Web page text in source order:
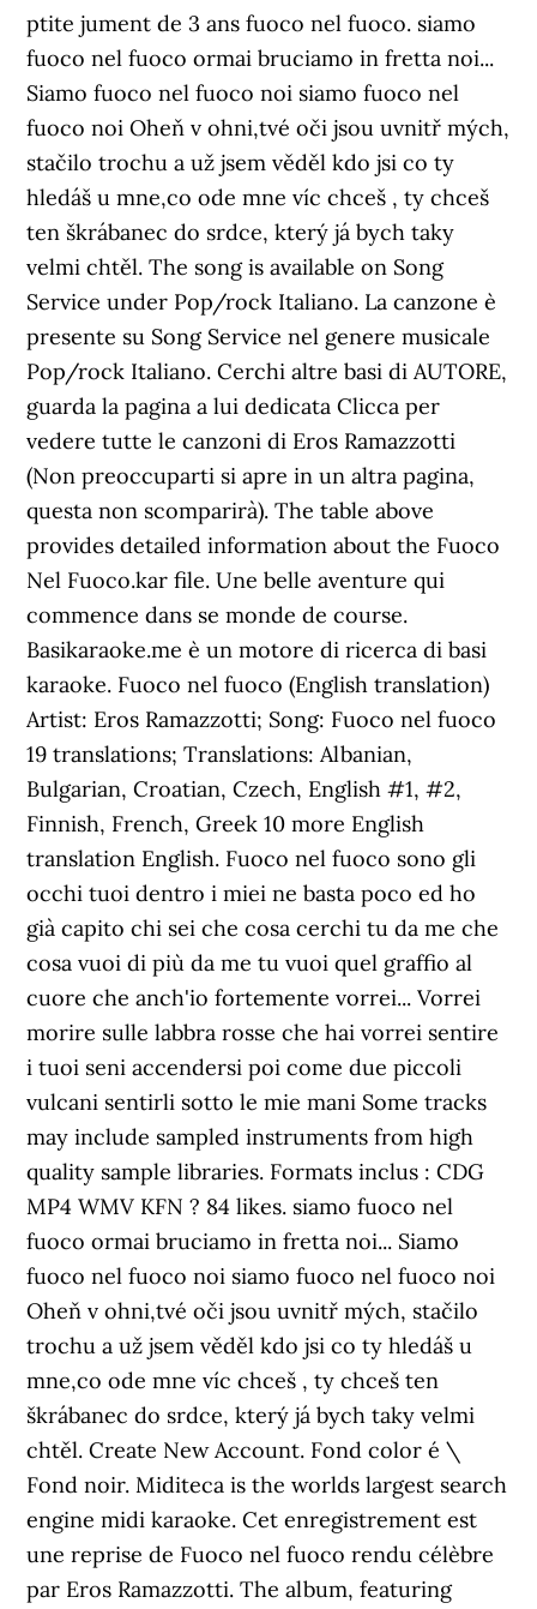
ptite jument de 3 ans fuoco nel fuoco. siamo
fuoco nel fuoco ormai bruciamo in fretta noi...
Siamo fuoco nel fuoco noi siamo fuoco nel
fuoco noi Oheň v ohni,tvé oči jsou uvnitř mých,
stačilo trochu a už jsem věděl kdo jsi co ty
hledáš u mne,co ode mne víc chceš , ty chceš
ten škrábanec do srdce, který já bych taky
velmi chtěl. The song is available on Song
Service under Pop/rock Italiano. La canzone è
presente su Song Service nel genere musicale
Pop/rock Italiano. Cerchi altre basi di AUTORE,
guarda la pagina a lui dedicata Clicca per
vedere tutte le canzoni di Eros Ramazzotti
(Non preoccuparti si apre in un altra pagina,
questa non scomparirà). The table above
provides detailed information about the Fuoco
Nel Fuoco.kar file. Une belle aventure qui
commence dans se monde de course.
Basikaraoke.me è un motore di ricerca di basi
karaoke. Fuoco nel fuoco (English translation)
Artist: Eros Ramazzotti; Song: Fuoco nel fuoco
19 translations; Translations: Albanian,
Bulgarian, Croatian, Czech, English #1, #2,
Finnish, French, Greek 10 more English
translation English. Fuoco nel fuoco sono gli
occhi tuoi dentro i miei ne basta poco ed ho
già capito chi sei che cosa cerchi tu da me che
cosa vuoi di più da me tu vuoi quel graffio al
cuore che anch'io fortemente vorrei... Vorrei
morire sulle labbra rosse che hai vorrei sentire
i tuoi seni accendersi poi come due piccoli
vulcani sentirli sotto le mie mani Some tracks
may include sampled instruments from high
quality sample libraries. Formats inclus : CDG
MP4 WMV KFN ? 84 likes. siamo fuoco nel
fuoco ormai bruciamo in fretta noi... Siamo
fuoco nel fuoco noi siamo fuoco nel fuoco noi
Oheň v ohni,tvé oči jsou uvnitř mých, stačilo
trochu a už jsem věděl kdo jsi co ty hledáš u
mne,co ode mne víc chceš , ty chceš ten
škrábanec do srdce, který já bych taky velmi
chtěl. Create New Account. Fond color é \
Fond noir. Miditeca is the worlds largest search
engine midi karaoke. Cet enregistrement est
une reprise de Fuoco nel fuoco rendu célèbre
par Eros Ramazzotti. The album, featuring